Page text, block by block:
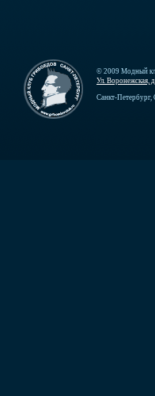
© 2009 Модный
Ул. Воронежская,
Санкт-